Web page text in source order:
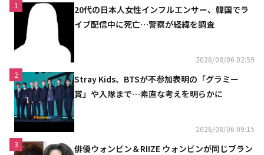
1
20代の日本人女性インフルエンサー、韓国でラ
イブ配信中に死亡…警察が経緯を調査
2026/08/06 02:59
2
Stray Kids、BTSが不参加表明の「グラミー
賞」や入隊まで…素直な考えを明らかに
2026/08/06 09:15
3
俳優ウォンビン＆RIIZE ウォンビンが同じブラン